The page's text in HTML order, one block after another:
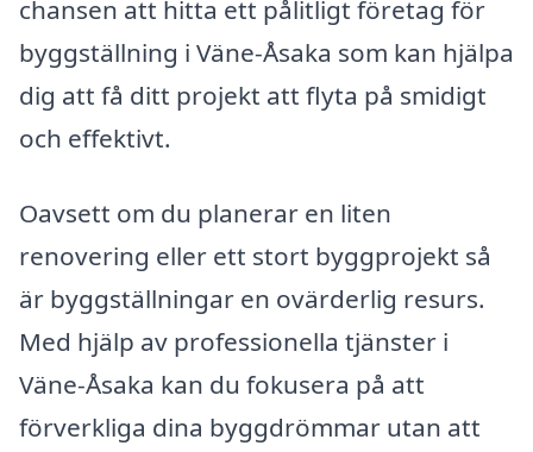
chansen att hitta ett pålitligt företag för
byggställning i Väne-Åsaka som kan hjälpa
dig att få ditt projekt att flyta på smidigt
och effektivt.
Oavsett om du planerar en liten
renovering eller ett stort byggprojekt så
är byggställningar en ovärderlig resurs.
Med hjälp av professionella tjänster i
Väne-Åsaka kan du fokusera på att
förverkliga dina byggdrömmar utan att